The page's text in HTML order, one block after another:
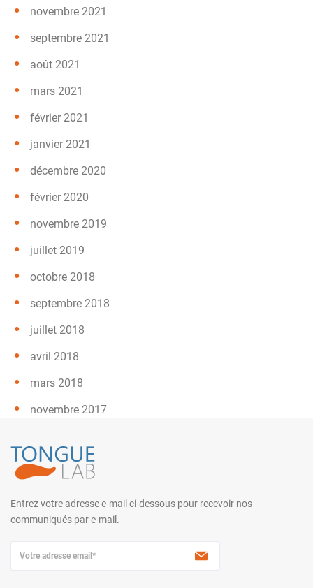
novembre 2021
septembre 2021
août 2021
mars 2021
février 2021
janvier 2021
décembre 2020
février 2020
novembre 2019
juillet 2019
octobre 2018
septembre 2018
juillet 2018
avril 2018
mars 2018
novembre 2017
Entrez votre adresse e-mail ci-dessous pour recevoir nos
communiqués par e-mail.